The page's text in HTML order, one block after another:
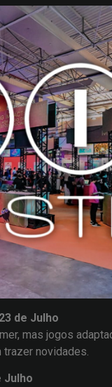
de Julho
mas jogos
trazer novidades.
Julho